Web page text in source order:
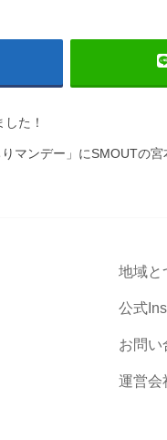
た！
マンデー」にSMOUTの宮
地域と
公式
お問い
運営会